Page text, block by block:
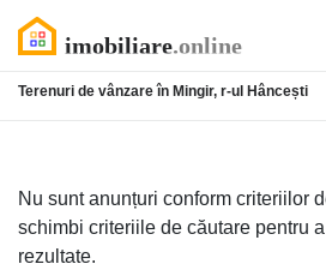
Terenuri de vânzare în Mingir, r-ul Hâncești
Nu sunt anunțuri conform criteriilor
schimbi criteriile de căutare pentru
rezultate.